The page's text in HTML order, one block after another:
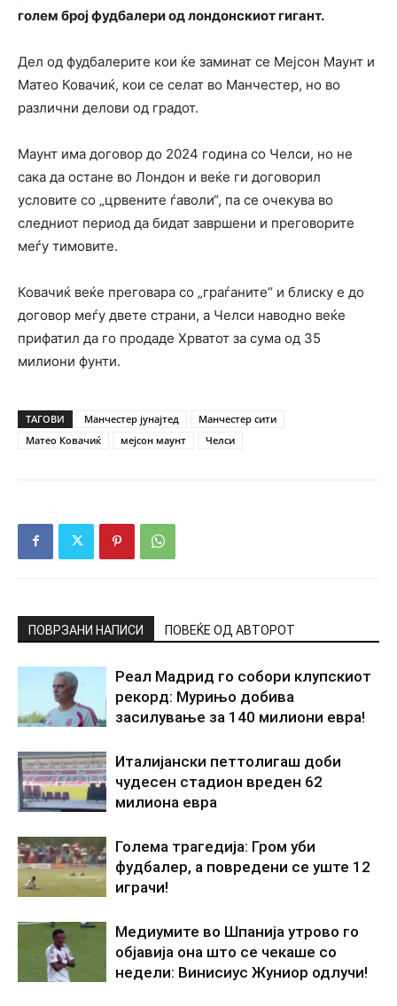
голем број фудбалери од лондонскиот гигант.
Дел од фудбалерите кои ќе заминат се Мејсон Маунт и
Матео Ковачиќ, кои се селат во Манчестер, но во
различни делови од градот.
Маунт има договор до 2024 година со Челси, но не
сака да остане во Лондон и веќе ги договорил
условите со „црвените ѓаволи“, па се очекува во
следниот период да бидат завршени и преговорите
меѓу тимовите.
Ковачиќ веќе преговара со „граѓаните“ и блиску е до
договор меѓу двете страни, а Челси наводно веќе
прифатил да го продаде Хрватот за сума од 35
милиони фунти.
ТАГОВИ Манчестер јунајтед
Манчестер сити
Матео Ковачиќ
мејсон маунт Челси
ПОВРЗАНИ НАПИСИ ПОВЕЌЕ ОД АВТОРОТ
Реал Мадрид го собори клупскиот
рекорд: Мурињо добива
засилување за 140 милиони евра!
Италијански петтолигаш доби
чудесен стадион вреден 62
милиона евра
Голема трагедија: Гром уби
фудбалер, а повредени се уште 12
играчи!
Медиумите во Шпанија утрово го
објавија она што се чекаше со
недели: Винисиус Жуниор одлучи!